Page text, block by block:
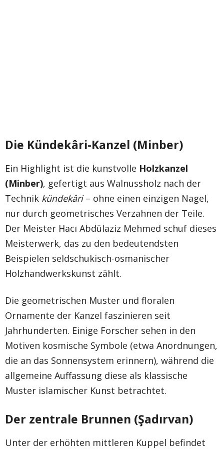
Die Kündekâri-Kanzel (Minber)
Ein Highlight ist die kunstvolle Holzkanzel
(Minber), gefertigt aus Walnussholz nach der
Technik kündekâri– ohne einen einzigen Nagel,
nur durch geometrisches Verzahnen der Teile.
Der Meister Hacı Abdülaziz Mehmed schuf dieses
Meisterwerk, das zu den bedeutendsten
Beispielen seldschukisch-osmanischer
Holzhandwerkskunst zählt.
Die geometrischen Muster und floralen
Ornamente der Kanzel faszinieren seit
Jahrhunderten. Einige Forscher sehen in den
Motiven kosmische Symbole (etwa Anordnungen,
die an das Sonnensystem erinnern), während die
allgemeine Auffassung diese als klassische
Muster islamischer Kunst betrachtet.
Der zentrale Brunnen (Şadırvan)
Unter der erhöhten mittleren Kuppel befindet